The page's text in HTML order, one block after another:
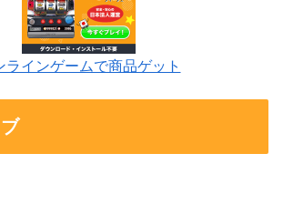
ラインゲームで商品ゲット